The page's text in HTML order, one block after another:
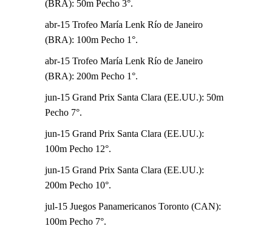
(BRA): 50m Pecho 3°.
abr-15 Trofeo María Lenk Río de Janeiro
(BRA): 100m Pecho 1°.
abr-15 Trofeo María Lenk Río de Janeiro
(BRA): 200m Pecho 1°.
jun-15 Grand Prix Santa Clara (EE.UU.): 50m
Pecho 7°.
jun-15 Grand Prix Santa Clara (EE.UU.):
100m Pecho 12°.
jun-15 Grand Prix Santa Clara (EE.UU.):
200m Pecho 10°.
jul-15 Juegos Panamericanos Toronto (CAN):
100m Pecho 7°.